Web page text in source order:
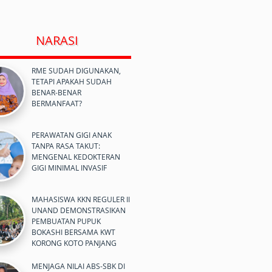
NARASI
RME SUDAH DIGUNAKAN,
TETAPI APAKAH SUDAH
BENAR-BENAR
BERMANFAAT?
PERAWATAN GIGI ANAK
TANPA RASA TAKUT:
MENGENAL KEDOKTERAN
GIGI MINIMAL INVASIF
MAHASISWA KKN REGULER II
UNAND DEMONSTRASIKAN
PEMBUATAN PUPUK
BOKASHI BERSAMA KWT
KORONG KOTO PANJANG
MENJAGA NILAI ABS-SBK DI